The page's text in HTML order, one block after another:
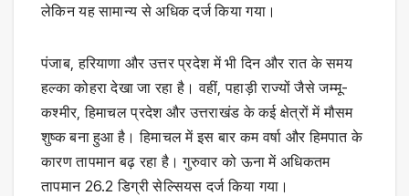
लेकिन यह सामान्य से अधिक दर्ज किया गया।
पंजाब, हरियाणा और उत्तर प्रदेश में भी दिन और रात के समय
हल्का कोहरा देखा जा रहा है। वहीं, पहाड़ी राज्यों जैसे जम्मू-
कश्मीर, हिमाचल प्रदेश और उत्तराखंड के कई क्षेत्रों में मौसम
शुष्क बना हुआ है। हिमाचल में इस बार कम वर्षा और हिमपात के
कारण तापमान बढ़ रहा है। गुरुवार को ऊना में अधिकतम
तापमान 26.2 डिग्री सेल्सियस दर्ज किया गया।